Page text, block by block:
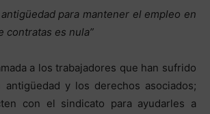
para mantener el empleo en
contratas es nula”
a los trabajadores que han sufrido
y los derechos asociados;
con el sindicato para ayudarles a